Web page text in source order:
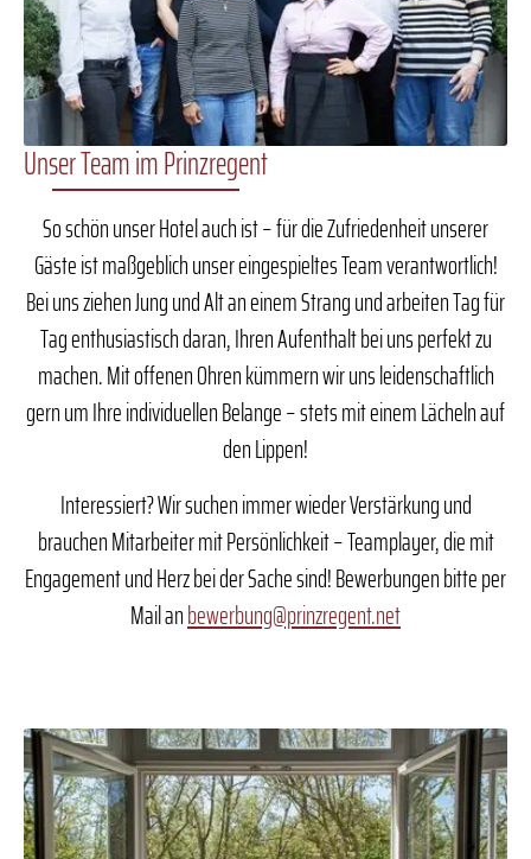
Unser Team im Prinzregent
So schön unser Hotel auch ist – für die Zufriedenheit unserer
Gäste ist maßgeblich unser eingespieltes Team verantwortlich!
Bei uns ziehen Jung und Alt an einem Strang und arbeiten Tag für
Tag enthusiastisch daran, Ihren Aufenthalt bei uns perfekt zu
machen. Mit offenen Ohren kümmern wir uns leidenschaftlich
gern um Ihre individuellen Belange – stets mit einem Lächeln auf
den Lippen!
Interessiert? Wir suchen immer wieder Verstärkung und
brauchen Mitarbeiter mit Persönlichkeit – Teamplayer, die mit
Engagement und Herz bei der Sache sind! Bewerbungen bitte per
Mail anbewerbung@prinzregent.net